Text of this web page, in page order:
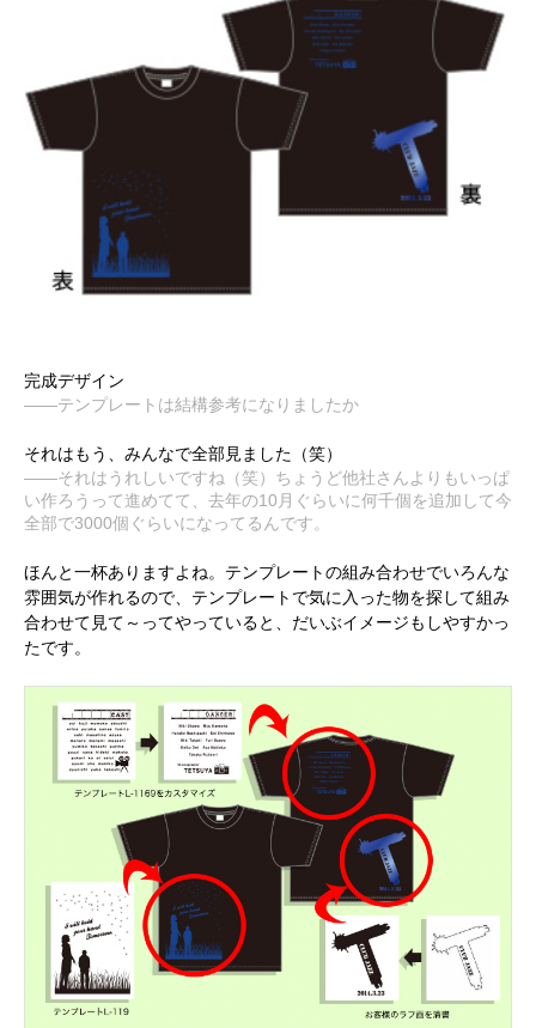
完成デザイン
――テンプレートは結構参考になりましたか
それはもう、みんなで全部見ました（笑）
――それはうれしいですね（笑）ちょうど他社さんよりもいっぱ
い作ろうって進めてて、去年の10月ぐらいに何千個を追加して今
全部で3000個ぐらいになってるんです。
ほんと一杯ありますよね。テンプレートの組み合わせでいろんな
雰囲気が作れるので、テンプレートで気に入った物を探して組み
合わせて見て～ってやっていると、だいぶイメージもしやすかっ
たです。